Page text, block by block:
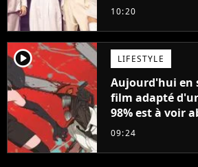
10:20
player2 LIFESTYLE
Aujourd'hui en
film adapté
98% est à voir
sinon vous ne
09:24